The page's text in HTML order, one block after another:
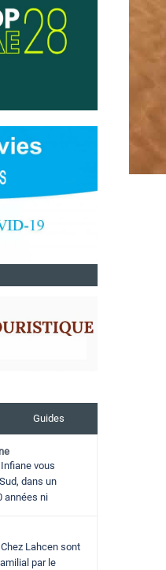
Guides
vous
dans un
années ni
Lahcen sont
par le